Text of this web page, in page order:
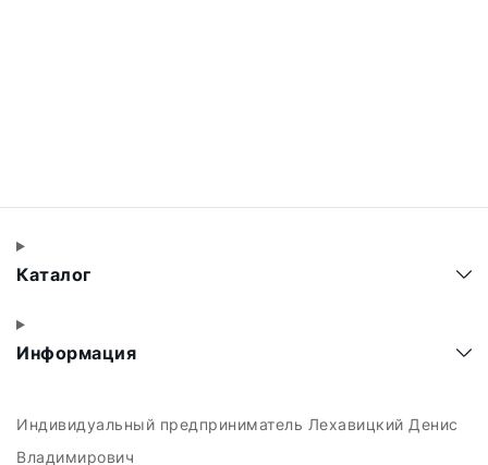
Каталог
Информация
Индивидуальный предприниматель Лехавицкий Денис
Владимирович